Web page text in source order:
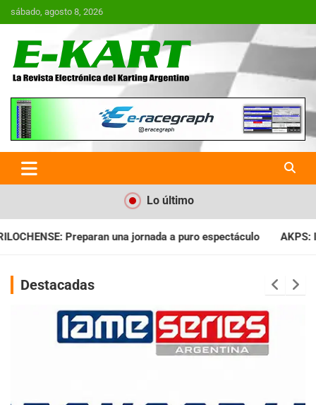
Saltar
al
sábado, agosto 8, 2026
E-Kart.com.ar | La Revista
Electrónica del Karting en
Argentina
Lo último
a puro espectáculo AKPS: Intervino la IGJ y oficializó el
Destacadas